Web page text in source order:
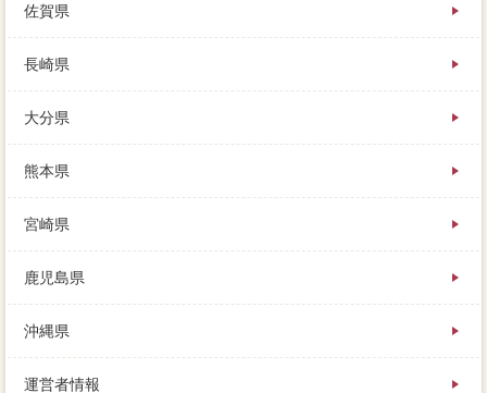
佐賀県
長崎県
大分県
熊本県
宮崎県
鹿児島県
沖縄県
運営者情報